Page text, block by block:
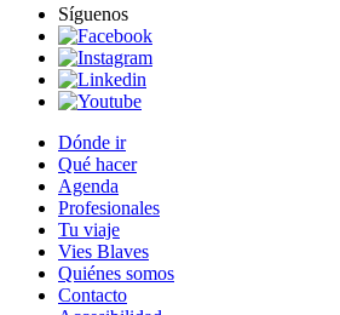
Síguenos
Dónde ir
Qué hacer
Agenda
Profesionales
Tu viaje
Vies Blaves
Quiénes somos
Contacto